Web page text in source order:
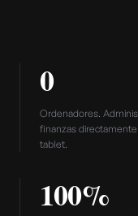
0
Ordenadores.
finanzas
tablet.
100%